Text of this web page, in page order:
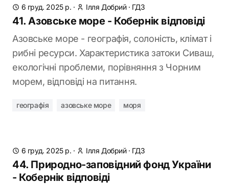
6 груд. 2025 р. · Ілля Добрий· ГДЗ
41. Азовське море - Кобернік відповіді
Азовське море - географія, солоність, клімат і
рибні ресурси. Характеристика затоки Сиваш,
екологічні проблеми, порівняння з Чорним
морем, відповіді на питання.
географія азовське море моря
6 груд. 2025 р. · Ілля Добрий· ГДЗ
44. Природно-заповідний фонд України
- Кобернік відповіді